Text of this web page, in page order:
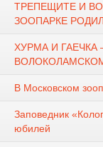
ТРЕПЕЩИТЕ И
ЗООПАРКЕ
ХУРМА И
В Московском
Заповедник
юбилей